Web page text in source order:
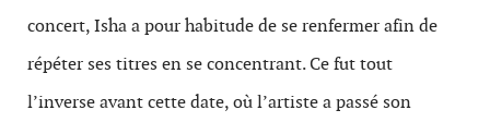
concert, Isha a pour habitude de se renfermer afin de
répéter ses titres en se concentrant. Ce fut tout
l’inverse avant cette date, où l’artiste a passé son